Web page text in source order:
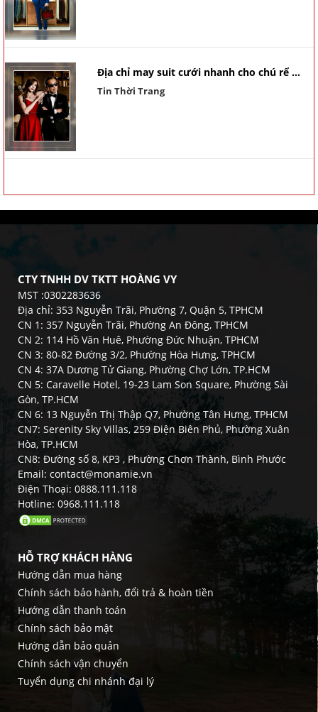
Địa chỉ may suit cưới nhanh cho chú rể ...
Tin Thời Trang
CTY TNHH DV TKTT HOÀNG VY
MST :0302283636
Địa chỉ: 353 Nguyễn Trãi, Phường 7, Quận 5, TPHCM
CN 1: 357 Nguyễn Trãi, Phường An Đông, TPHCM
CN 2: 114 Hồ Văn Huê, Phường Đức Nhuận, TPHCM
CN 3: 80-82 Đường 3/2, Phường Hòa Hưng, TPHCM
CN 4: 37A Dương Tử Giang, Phường Chợ Lớn, TP.HCM
CN 5: Caravelle Hotel, 19-23 Lam Son Square, Phường Sài
Gòn, TP.HCM
CN 6: 13 Nguyễn Thị Thập Q7, Phường Tân Hưng, TPHCM
CN7: Serenity Sky Villas, 259 Điện Biên Phủ, Phường Xuân
Hòa, TP.HCM
CN8: Đường số 8, KP3 , Phường Chơn Thành, Bình Phước
Email: contact@monamie.vn
Điện Thoại: 0888.111.118
Hotline: 0968.111.118
HỖ TRỢ KHÁCH HÀNG
Hướng dẫn mua hàng
Chính sách bảo hành, đổi trả & hoàn tiền
Hướng dẫn thanh toán
Chính sách bảo mật
Hướng dẫn bảo quản
Chính sách vận chuyển
Tuyển dụng chi nhánh đại lý